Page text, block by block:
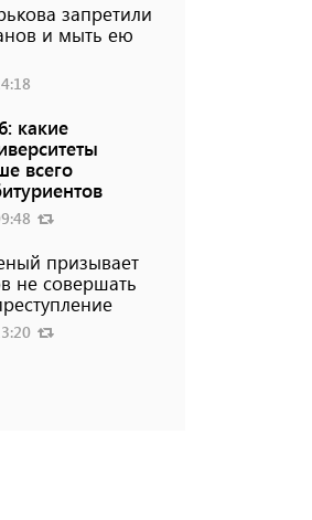
запретили
и мыть ею
какие
всего
призывает
не совершать